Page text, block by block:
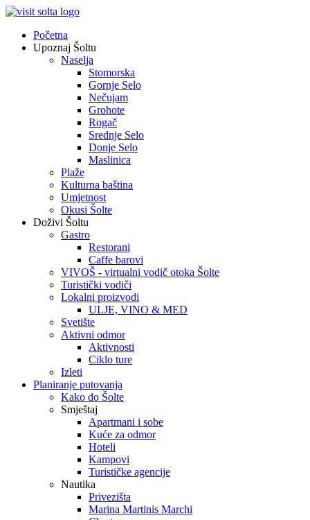
Početna
Upoznaj Šoltu
Naselja
Stomorska
Gornje Selo
Nečujam
Grohote
Rogač
Srednje Selo
Donje Selo
Maslinica
Plaže
Kulturna baština
Umjetnost
Okusi Šolte
Doživi Šoltu
Gastro
Restorani
Caffe barovi
VIVOŠ - virtualni vodič otoka Šolte
Turistički vodiči
Lokalni proizvodi
ULJE, VINO & MED
Svetište
Aktivni odmor
Aktivnosti
Ciklo ture
Izleti
Planiranje putovanja
Kako do Šolte
Smještaj
Apartmani i sobe
Kuće za odmor
Hoteli
Kampovi
Turističke agencije
Nautika
Privezišta
Marina Martinis Marchi